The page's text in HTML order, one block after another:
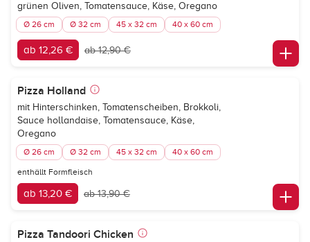
grünen Oliven, Tomatensauce, Käse, Oregano
Ø 26 cm Ø 32 cm 45 x 32 cm 40 x 60 cm
ab 12,26 € ab 12,90 €
Pizza Holland
mit Hinterschinken, Tomatenscheiben, Brokkoli,
Sauce hollandaise, Tomatensauce, Käse,
Oregano
Ø 26 cm Ø 32 cm 45 x 32 cm 40 x 60 cm
enthällt Formfleisch
ab 13,20 € ab 13,90 €
Pizza Tandoori Chicken